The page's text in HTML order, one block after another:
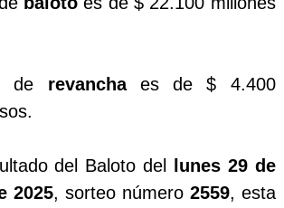
Tarde
de revanchaes de $ 4.400
del Baloto del lunes 29 de
2025, sorteo número 2559, esta